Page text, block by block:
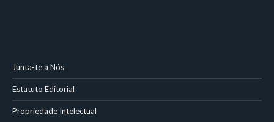
Junta-te a Nós
Estatuto Editorial
Propriedade Intelectual